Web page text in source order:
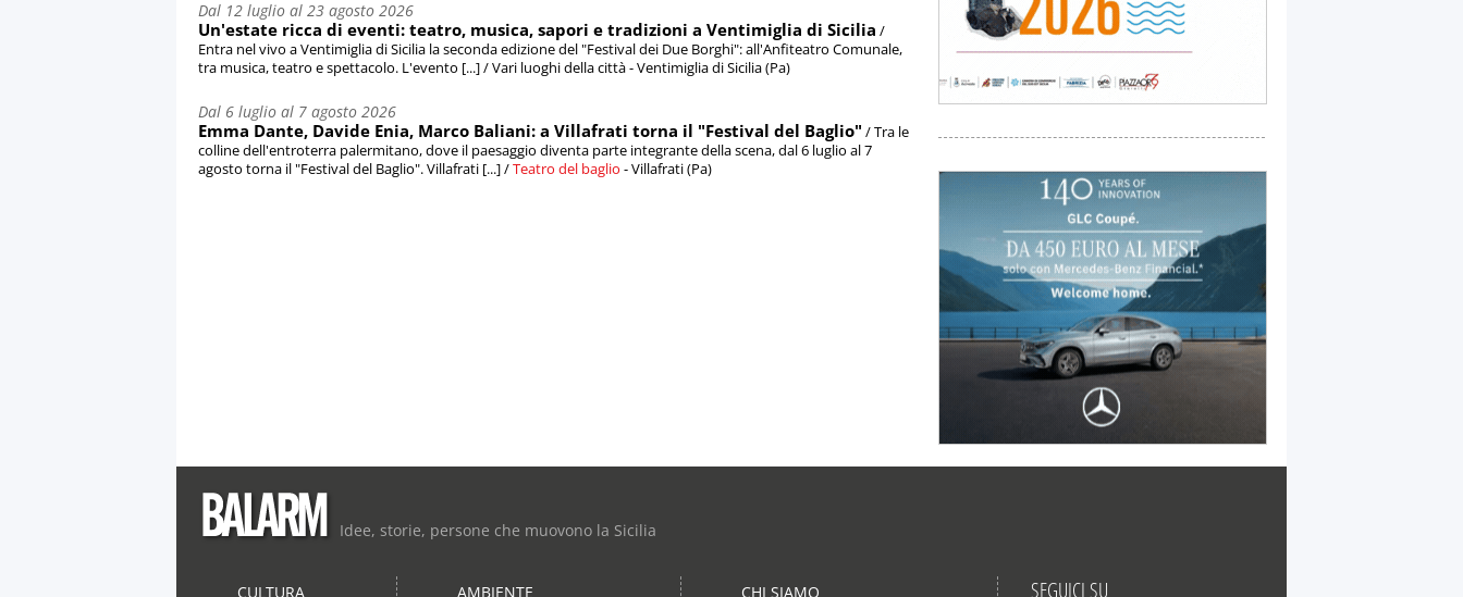
Dal 12 luglio al 23 agosto 2026
Un'estate ricca di eventi: teatro, musica, sapori e tradizioni a Ventimiglia di Sicilia /
Entra nel vivo a Ventimiglia di Sicilia la seconda edizione del "Festival dei Due Borghi": all'Anfiteatro Comunale,
tra musica, teatro e spettacolo. L'evento [...] / Vari luoghi della città - Ventimiglia di Sicilia (Pa)
Dal 6 luglio al 7 agosto 2026
Emma Dante, Davide Enia, Marco Baliani: a Villafrati torna il "Festival del Baglio" / Tra le
colline dell'entroterra palermitano, dove il paesaggio diventa parte integrante della scena, dal 6 luglio al 7
agosto torna il "Festival del Baglio". Villafrati [...] /Teatro del baglio - Villafrati (Pa)
Idee, storie, persone che muovono la Sicilia
CULTURA AMBIENTE CHI SIAMO SEGUICI SU